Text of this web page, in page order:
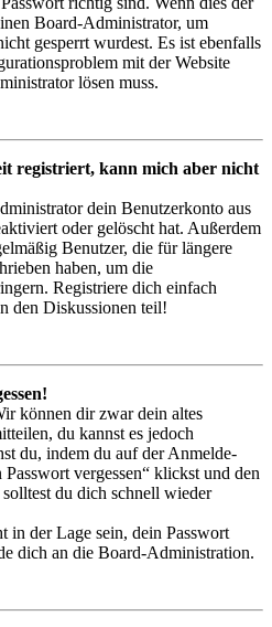
Board-Administrator, um
gesperrt wurdest. Es ist ebenfalls
mit der Website
lösen muss.
registriert, kann mich aber nicht
dein Benutzerkonto aus
oder gelöscht hat. Außerdem
Benutzer, die für längere
haben, um die
Registriere dich einfach
den Diskussionen teil!
können dir zwar dein altes
du kannst es jedoch
du, indem du auf der Anmelde-
vergessen“ klickst und den
du dich schnell wieder
in der Lage sein, dein Passwort
dich an die Board-Administration.